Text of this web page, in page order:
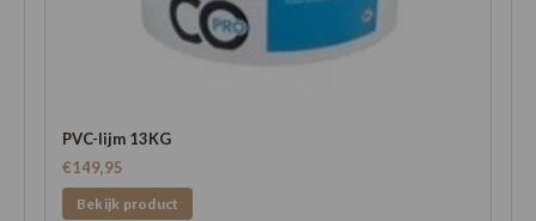
PVC-lijm 13KG
€149,95
Bekijk product